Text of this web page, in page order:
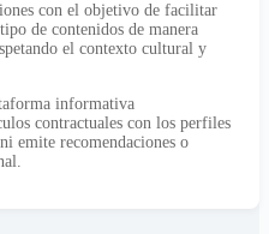
con el objetivo de facilitar
de contenidos de manera
el contexto cultural y
informativa
contractuales con los perfiles
emite recomendaciones o